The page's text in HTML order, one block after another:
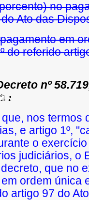
no
Ato das
em
do referido
nº
:
nos
e artigo 1º,
o
judiciários, o
que no
ordem
artigo 97 do